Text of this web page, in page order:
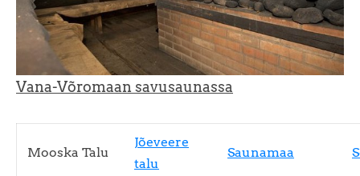
Vana-Võromaan savusaunassa
Mooska Talu
Jõeveere
talu
Saunamaa